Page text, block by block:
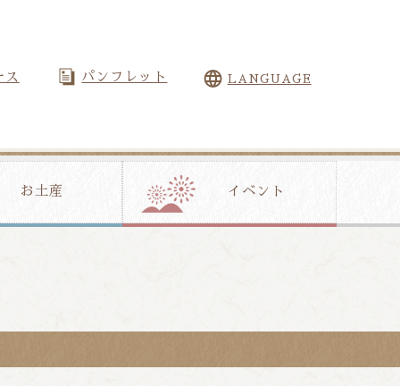
ス パンフレット LANGUAGE
お土産 イベント